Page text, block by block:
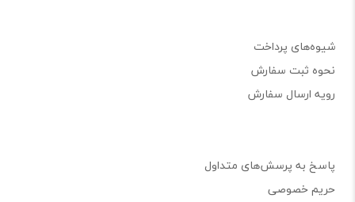
شیوه‌های پرداخت
نحوه ثبت سفارش
رویه ارسال سفارش
پاسخ به پرسش‌های متداول
حریم خصوصی